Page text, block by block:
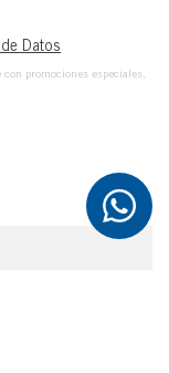
Datos
promociones especiales,